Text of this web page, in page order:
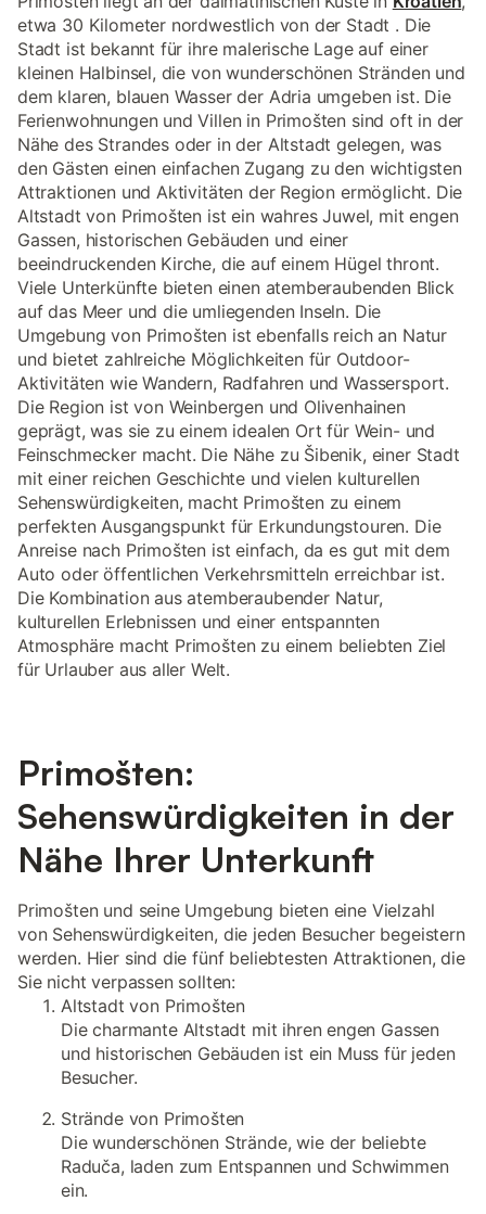
etwa 30 Kilometer nordwestlich von der Stadt . Die
Stadt ist bekannt für ihre malerische Lage auf einer
kleinen Halbinsel, die von wunderschönen Stränden und
dem klaren, blauen Wasser der Adria umgeben ist. Die
Ferienwohnungen und Villen in Primošten sind oft in der
Nähe des Strandes oder in der Altstadt gelegen, was
den Gästen einen einfachen Zugang zu den wichtigsten
Attraktionen und Aktivitäten der Region ermöglicht. Die
Altstadt von Primošten ist ein wahres Juwel, mit engen
Gassen, historischen Gebäuden und einer
beeindruckenden Kirche, die auf einem Hügel thront.
Viele Unterkünfte bieten einen atemberaubenden Blick
auf das Meer und die umliegenden Inseln. Die
Umgebung von Primošten ist ebenfalls reich an Natur
und bietet zahlreiche Möglichkeiten für Outdoor-
Aktivitäten wie Wandern, Radfahren und Wassersport.
Die Region ist von Weinbergen und Olivenhainen
geprägt, was sie zu einem idealen Ort für Wein- und
Feinschmecker macht. Die Nähe zu Šibenik, einer Stadt
mit einer reichen Geschichte und vielen kulturellen
Sehenswürdigkeiten, macht Primošten zu einem
perfekten Ausgangspunkt für Erkundungstouren. Die
Anreise nach Primošten ist einfach, da es gut mit dem
Auto oder öffentlichen Verkehrsmitteln erreichbar ist.
Die Kombination aus atemberaubender Natur,
kulturellen Erlebnissen und einer entspannten
Atmosphäre macht Primošten zu einem beliebten Ziel
für Urlauber aus aller Welt.
Primošten:
Sehenswürdigkeiten in der
Nähe Ihrer Unterkunft
Primošten und seine Umgebung bieten eine Vielzahl
von Sehenswürdigkeiten, die jeden Besucher begeistern
werden. Hier sind die fünf beliebtesten Attraktionen, die
Sie nicht verpassen sollten:
Altstadt von Primošten
Die charmante Altstadt mit ihren engen Gassen
und historischen Gebäuden ist ein Muss für jeden
Besucher.
Strände von Primošten
Die wunderschönen Strände, wie der beliebte
Raduča, laden zum Entspannen und Schwimmen
ein.